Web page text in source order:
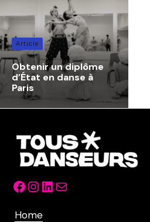
Article
Obtenir un diplôme
d’État en danse à
Paris
Facebook
Instagram
LinkedIn
Mail
Home